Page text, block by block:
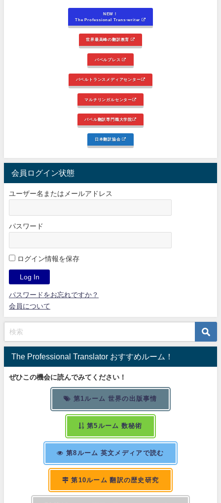
NEW！
The Professional Trans-writer
世界最高峰の翻訳教育
バベルプレス
バベルトランスメディアセンター
マルチリンガルセンター
バベル翻訳専門職大学院
日本翻訳協会
会員ログイン状態
ユーザー名またはメールアドレス
パスワード
ログイン情報を保存
パスワードをお忘れですか？
会員について
The Professional Translator おすすめルーム！
ぜひこの機会に読んでみてください！
第1ルーム 世界の出版事情
第5ルーム 数秘術
第8ルーム 英文メディアで読む
第10ルーム 翻訳の歴史研究